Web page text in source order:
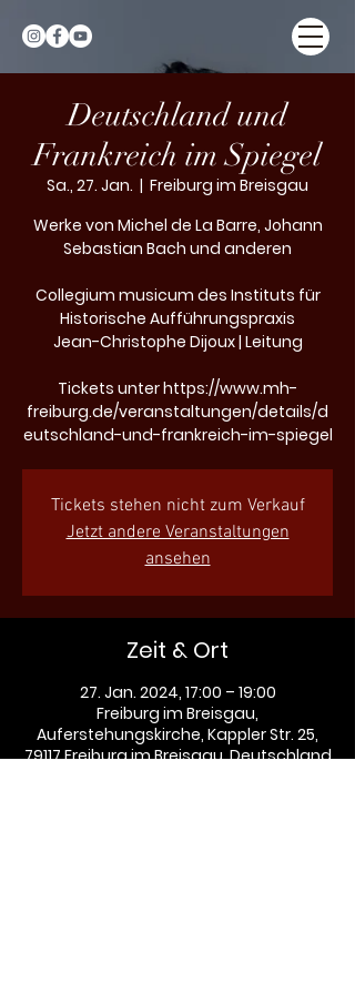
Deutschland und
Frankreich im Spiegel
Sa., 27. Jan.
  |
Freiburg im Breisgau
Werke von Michel de La Barre, Johann
Sebastian Bach und anderen
Collegium musicum des Instituts für
Historische Aufführungspraxis
Jean-Christophe Dijoux | Leitung
Tickets unter https://www.mh-
freiburg.de/veranstaltungen/details/d
eutschland-und-frankreich-im-spiegel
Tickets stehen nicht zum Verkauf
Jetzt andere Veranstaltungen
ansehen
Zeit & Ort
27. Jan. 2024, 17:00 – 19:00
Freiburg im Breisgau,
Auferstehungskirche, Kappler Str. 25,
79117 Freiburg im Breisgau, Deutschland